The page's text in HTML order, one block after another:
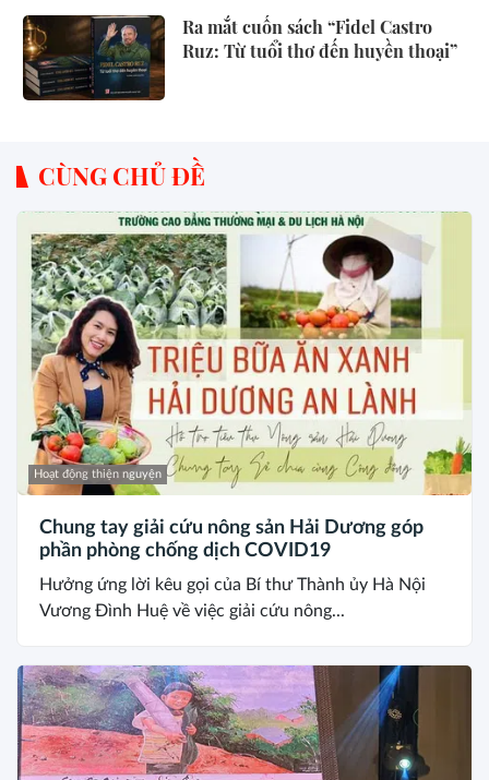
Ra mắt cuốn sách “Fidel Castro
Ruz: Từ tuổi thơ đến huyền thoại”
CÙNG CHỦ ĐỀ
Hoạt động thiện nguyện
Chung tay giải cứu nông sản Hải Dương góp
phần phòng chống dịch COVID19
Hưởng ứng lời kêu gọi của Bí thư Thành ủy Hà Nội
Vương Đình Huệ về việc giải cứu nông...